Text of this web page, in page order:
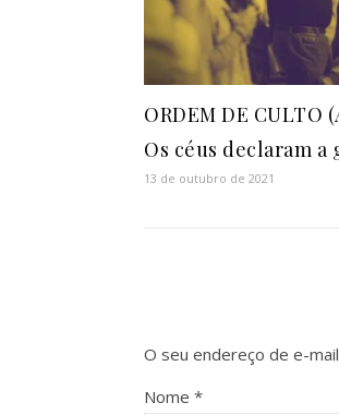
ORDEM DE CULTO
Os céus declaram a
13 de outubro de 2021
O seu endereço de e-
Nome *